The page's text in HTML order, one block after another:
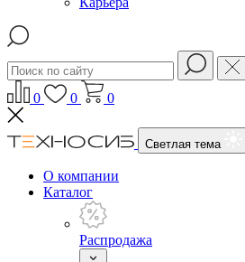
0 0 0
Светлая тема
О компании
Каталог
Распродажа